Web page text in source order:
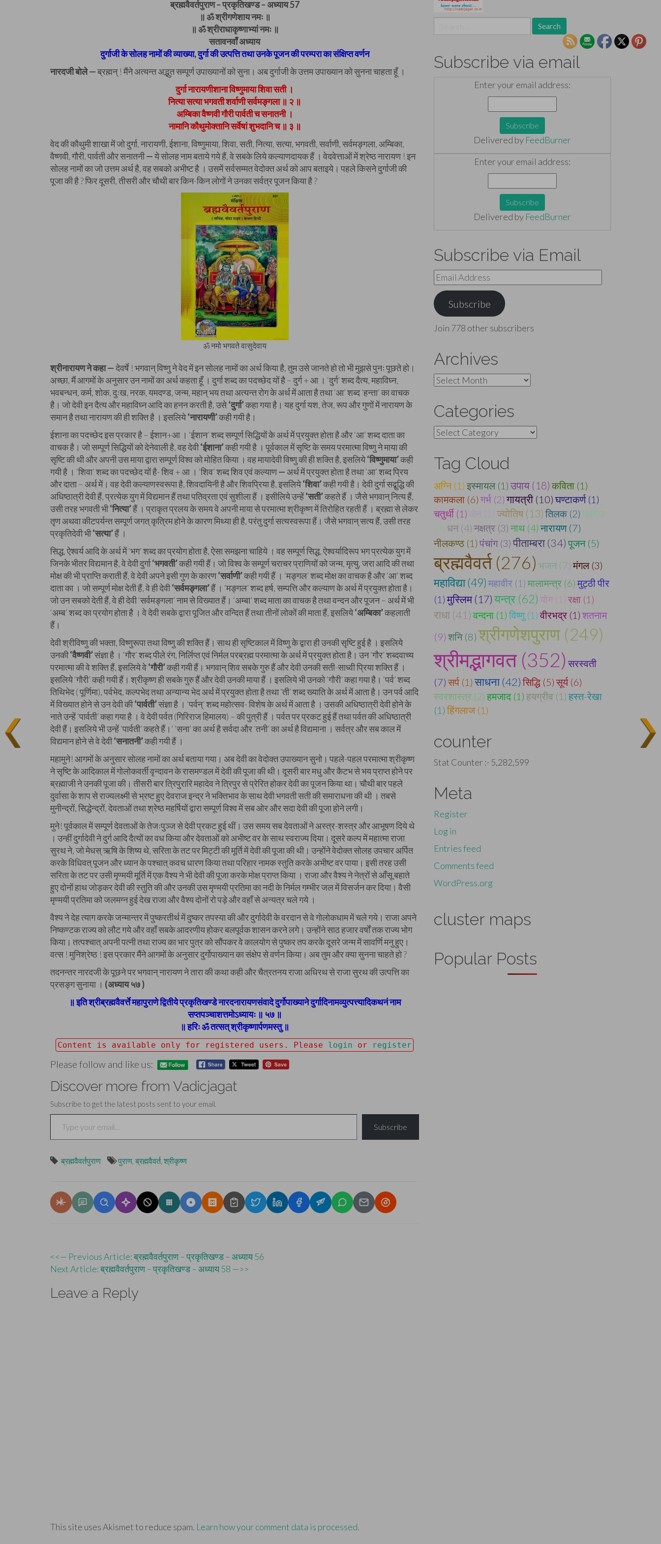
ब्रह्मवैवर्तपुराण – प्रकृतिखण्ड – अध्याय 57
॥ ॐ श्रीगणेशाय नमः ॥
॥ ॐ श्रीराधाकृष्णाभ्यां नमः ॥
सतावनवाँ अध्याय
दुर्गाजी के सोलह नामों की व्याख्या, दुर्गा की उत्पत्ति तथा उनके पूजन की परम्परा का संक्षिप्त वर्णन
नारदजी बोले —ब्रह्मन् ! मैंने अत्यन्त अद्भुत सम्पूर्ण उपाख्यानों को सुना। अब दुर्गाजी के उत्तम उपाख्यान को सुनना चाहता हूँ ।
दुर्गा नारायणीशाना विष्णुमाया शिवा सती ।
नित्या सत्या भगवती शर्वाणी सर्वमङ्गला ॥ २ ॥
अम्बिका वैष्णवी गौरी पार्वती च सनातनी ।
नामानि कौथुमोक्तानि सर्वेषां शुभदानि च ॥ ३ ॥
वेद की कौथुमी शाखा में जो दुर्गा, नारायणी, ईशाना, विष्णुमाया, शिवा, सती, नित्या, सत्या, भगवती, सर्वाणी, सर्वमङ्गला, अम्बिका,
वैष्णवी, गौरी, पार्वती और सनातनी—ये सोलह नाम बताये गये हैं, वे सबके लिये कल्याणदायक हैं । वेदवेत्ताओं में श्रेष्ठ नारायण ! इन
सोलह नामों का जो उत्तम अर्थ है, वह सबको अभीष्ट है । उसमें सर्वसम्मत वेदोक्त अर्थ को आप बताइये। पहले किसने दुर्गाजी की
पूजा की है ? फिर दूसरी, तीसरी और चौथी बार किन-किन लोगों ने उनका सर्वत्र पूजन किया है ?
ॐ नमो भगवते वासुदेवाय
श्रीनारायण ने कहा —देवर्षे ! भगवान् विष्णु ने वेद में इन सोलह नामों का अर्थ किया है, तुम उसे जानते हो तो भी मुझसे पुनः पूछते हो।
अच्छा, मैं आगमों के अनुसार उन नामों का अर्थ कहता हूँ । दुर्गा शब्द का पदच्छेद यों है – दुर्ग + आ । ‘दुर्ग’ शब्द दैत्य, महाविघ्न,
भवबन्धन, कर्म, शोक, दुःख, नरक, यमदण्ड, जन्म, महान् भय तथा अत्यन्त रोग के अर्थ में आता है तथा ‘आ’ शब्द ‘हन्ता’ का वाचक
है। जो देवी इन दैत्य और महाविघ्न आदि का हनन करती है, उसे‘दुर्गा’कहा गया है। यह दुर्गा यश, तेज, रूप और गुणों में नारायण के
समान है तथा नारायण की ही शक्ति है । इसलिये‘नारायणी’कही गयी है।
ईशाना का पदच्छेद इस प्रकार है – ईशान+आ । ‘ईशान’ शब्द सम्पूर्ण सिद्धियों के अर्थ में प्रयुक्त होता है और ‘आ’ शब्द दाता का
वाचक है। जो सम्पूर्ण सिद्धियों को देनेवाली है, वह देवी‘ईशाना’कही गयी है । पूर्वकाल में सृष्टि के समय परमात्मा विष्णु ने माया की
सृष्टि की थी और अपनी उस माया द्वारा सम्पूर्ण विश्व को मोहित किया । वह मायादेवी विष्णु की ही शक्ति है, इसलिये‘विष्णुमाया’कही
गयी है । ‘शिवा’ शब्द का पदच्छेद यों है- शिव + आ । ‘शिव’ शब्द शिव एवं कल्याण— अर्थ में प्रयुक्त होता है तथा ‘आ’ शब्द प्रिय
और दाता – अर्थ में। वह देवी कल्याणस्वरूपा है, शिवदायिनी है और शिवप्रिया है, इसलिये‘शिवा’कही गयी है। देवी दुर्गा सद्बुद्धि की
अधिष्ठात्री देवी हैं, प्रत्येक युग में विद्यमान हैं तथा पतिव्रता एवं सुशीला हैं । इसीलिये उन्हें‘सती’कहते हैं । जैसे भगवान् नित्य हैं,
उसी तरह भगवती भी‘नित्या’हैं । प्राकृत प्रलय के समय वे अपनी माया से परमात्मा श्रीकृष्ण में तिरोहित रहती हैं । ब्रह्मा से लेकर
तृण अथवा कीटपर्यन्त सम्पूर्ण जगत् कृत्रिम होने के कारण मिथ्या ही है, परंतु दुर्गा सत्यस्वरूपा हैं। जैसे भगवान् सत्य हैं, उसी तरह
प्रकृतिदेवी भी‘सत्या’हैं ।
सिद्ध, ऐश्वर्य आदि के अर्थ में ‘भग’ शब्द का प्रयोग होता है, ऐसा समझना चाहिये । वह सम्पूर्ण सिद्ध, ऐश्वर्यादिरूप भग प्रत्येक युग में
जिनके भीतर विद्यमान है, वे देवी दुर्गा‘भगवती’कही गयी हैं। जो विश्व के सम्पूर्ण चराचर प्राणियों को जन्म, मृत्यु, जरा आदि की तथा
मोक्ष की भी प्राप्ति कराती हैं, वे देवी अपने इसी गुण के कारण‘सर्वाणी’कही गयी हैं । ‘मङ्गल’ शब्द मोक्ष का वाचक है और ‘आ’ शब्द
दाता का । जो सम्पूर्ण मोक्ष देती हैं, वे ही देवी‘सर्वमङ्गला’हैं । ‘मङ्गल’ शब्द हर्ष, सम्पत्ति और कल्याण के अर्थ में प्रयुक्त होता है।
जो उन सबको देती हैं, वे ही देवी ‘सर्वमङ्गला’ नाम से विख्यात हैं। ‘अम्बा’ शब्द माता का वाचक है तथा वन्दन और पूजन – अर्थ में भी
‘अम्ब’ शब्द का प्रयोग होता है । वे देवी सबके द्वारा पूजित और वन्दित हैं तथा तीनों लोकों की माता हैं, इसलिये‘अम्बिका’कहलाती
हैं।
देवी श्रीविष्णु की भक्ता, विष्णुरूपा तथा विष्णु की शक्ति हैं। साथ ही सृष्टिकाल में विष्णु के द्वारा ही उनकी सृष्टि हुई है । इसलिये
उनकी‘वैष्णवी’संज्ञा है । ‘गौर’ शब्द पीले रंग, निर्लिप्त एवं निर्मल परब्रह्म परमात्मा के अर्थ में प्रयुक्त होता है। उन ‘गौर’ शब्दवाच्य
परमात्मा की वे शक्ति हैं, इसलिये वे‘गौरी’कही गयी हैं। भगवान् शिव सबके गुरु हैं और देवी उनकी सती-साध्वी प्रिया शक्ति हैं ।
इसलिये ‘गौरी’ कही गयी हैं। श्रीकृष्ण ही सबके गुरु हैं और देवी उनकी माया हैं । इसलिये भी उनको ‘गौरी’ कहा गया है। ‘पर्व’ शब्द
तिथिभेद ( पूर्णिमा), पर्वभेद, कल्पभेद तथा अन्यान्य भेद अर्थ में प्रयुक्त होता है तथा ‘ती’ शब्द ख्याति के अर्थ में आता है। उन पर्व आदि
में विख्यात होने से उन देवी की‘पार्वती’संज्ञा है । ‘पर्वन्’ शब्द महोत्सव- विशेष के अर्थ में आता है । उसकी अधिष्ठात्री देवी होने के
नाते उन्हें ‘पार्वती’ कहा गया है । वे देवी पर्वत (गिरिराज हिमालय) – की पुत्री हैं । पर्वत पर प्रकट हुई हैं तथा पर्वत की अधिष्ठात्री
देवी हैं। इसलिये भी उन्हें ‘पार्वती’ कहते हैं।’ ‘सना’ का अर्थ है सर्वदा और ‘तनी’ का अर्थ है विद्यमाना । सर्वत्र और सब काल में
विद्यमान होने से वे देवी‘सनातनी’कही गयी हैं ।
महामुने! आगमों के अनुसार सोलह नामों का अर्थ बताया गया। अब देवी का वेदोक्त उपाख्यान सुनो। पहले-पहल परमात्मा श्रीकृष्ण
ने सृष्टि के आदिकाल में गोलोकवर्ती वृन्दावन के रासमण्डल में देवी की पूजा की थी। दूसरी बार मधु और कैटभ से भय प्राप्त होने पर
ब्रह्माजी ने उनकी पूजा की। तीसरी बार त्रिपुरारि महादेव ने त्रिपुर से प्रेरित होकर देवी का पूजन किया था। चौथी बार पहले
दुर्वासा के शाप से राज्यलक्ष्मी से भ्रष्ट हुए देवराज इन्द्र ने भक्तिभाव के साथ देवी भगवती सती की समाराधना की थी । तबसे
मुनीन्द्रों, सिद्धेन्द्रों, देवताओं तथा श्रेष्ठ महर्षियों द्वारा सम्पूर्ण विश्व में सब ओर और सदा देवी की पूजा होने लगी।
मुने! पूर्वकाल में सम्पूर्ण देवताओं के तेजःपुञ्ज से देवी प्रकट हुई थीं। उस समय सब देवताओं ने अस्त्र-शस्त्र और आभूषण दिये थे
। उन्हीं दुर्गादेवी ने दुर्ग आदि दैत्यों का वध किया और देवताओं को अभीष्ट वर के साथ स्वराज्य दिया। दूसरे कल्प में महात्मा राजा
सुरथ ने, जो मेधस् ऋषि के शिष्य थे, सरिता के तट पर मिट्टी की मूर्ति में देवी की पूजा की थी। उन्होंने वेदोक्त सोलह उपचार अर्पित
करके विधिवत् पूजन और ध्यान के पश्चात् कवच धारण किया तथा परिहार नामक स्तुति करके अभीष्ट वर पाया। इसी तरह उसी
सरिता के तट पर उसी मृण्मयी मूर्ति में एक वैश्य ने भी देवी की पूजा करके मोक्ष प्राप्त किया । राजा और वैश्य ने नेत्रों से आँसू बहाते
हुए दोनों हाथ जोड़कर देवी की स्तुति की और उनकी उस मृण्मयी प्रतिमा का नदी के निर्मल गम्भीर जल में विसर्जन कर दिया। वैसी
मृण्मयी प्रतिमा को जलमग्न हुई देख राजा और वैश्य दोनों रो पड़े और वहाँ से अन्यत्र चले गये ।
वैश्य ने देह त्याग करके जन्मान्तर में पुष्करतीर्थ में दुष्कर तपस्या की और दुर्गादेवी के वरदान से वे गोलोकधाम में चले गये। राजा अपने
निष्कण्टक राज्य को लौट गये और वहाँ सबके आदरणीय होकर बलपूर्वक शासन करने लगे। उन्होंने साठ हजार वर्षों तक राज्य भोग
किया। तत्पश्चात् अपनी पत्नी तथा राज्य का भार पुत्र को सौंपकर वे कालयोग से पुष्कर तप करके दूसरे जन्म में सावर्णि मनु हुए।
वत्स ! मुनिश्रेष्ठ ! इस प्रकार मैंने आगमों के अनुसार दुर्गोपाख्यान का संक्षेप से वर्णन किया। अब तुम और क्या सुनना चाहते हो ?
तदनन्तर नारदजी के पूछने पर भगवान् नारायण ने तारा की कथा कही और चैत्रतनय राजा अधिरथ से राजा सुरथ की उत्पत्ति का
प्रसङ्ग सुनाया । (अध्याय ५७ )
॥ इति श्रीब्रह्मवैवर्त्ते महापुराणे द्वितीये प्रकृतिखण्डे नारदनारायणसंवादे दुर्गोपाख्याने दुर्गादिनामव्युत्पत्त्यादिकथनं नाम
सप्तपञ्चाशत्तमोऽध्यायः ॥ ५७ ॥
॥ हरिः ॐ तत्सत् श्रीकृष्णार्पणमस्तु ॥
Content is available only for registered users. Please login or register
Please follow and like us:
Discover more from Vadicjagat
Subscribe to get the latest posts sent to your email.
Type your email…
Subscribe
ब्रह्मवैवर्तपुराण पुराण, ब्रह्मवैवर्त, श्रीकृष्ण
Post
navigation
<<— Previous Article: ब्रह्मवैवर्तपुराण – प्रकृतिखण्ड – अध्याय 56
Next Article: ब्रह्मवैवर्तपुराण – प्रकृतिखण्ड – अध्याय 58 —>>
Leave a Reply
This site uses Akismet to reduce spam. Learn how your comment data is processed.
for:
Subscribe via email
Enter your email address:
Delivered by FeedBurner
Enter your email address:
Delivered by FeedBurner
Subscribe via Email
Email
Address
Subscribe
Join 778 other subscribers
Archives
Archives
Categories
Categories
Tag Cloud
अग्नि (1) इस्मायल (1) उपाय (18) कविता (1)
कामकला (6) गर्भ (2) गायत्री (10) घण्टाकर्ण (1)
चतुर्थी (1)
ज्योतिष (13) तिलक (2) द्वितीया
(3) धन (4) नक्षत्र (3) नाथ (4) नारायण (7)
नीलकण्ठ (1) पंचांग (3) पीताम्बरा (34) पूजन (5)
ब्रह्मवैवर्त (276) भजन (7) मंगल (3)
महाविद्या (49) महावीर (1) मालामन्त्र (6) मुट्ठी पीर
(1) मुस्लिम (17) यन्त्र (62) योग (1) रक्षा (1)
राधा (41) वन्दना (1) विष्णु (1) वीरभद्र (1) शतनाम
(9) शनि (8) श्रीगणेशपुराण (249)
श्रीमद्भागवत (352) सरस्वती
(7) सर्प (1) साधना (42) सिद्धि (5) सूर्य (6)
स्वरशास्त्र (2) हमजाद (1) हयग्रीव (1) हस्त-रेखा
(1) हिंगलाज (1)
counter
Stat Counter :- 5,282,599
Meta
Register
Log in
Entries feed
Comments feed
WordPress.org
cluster maps
Popular Posts